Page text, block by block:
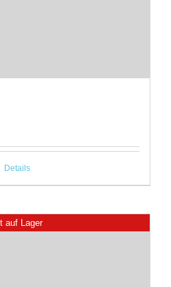
Details
auf Lager